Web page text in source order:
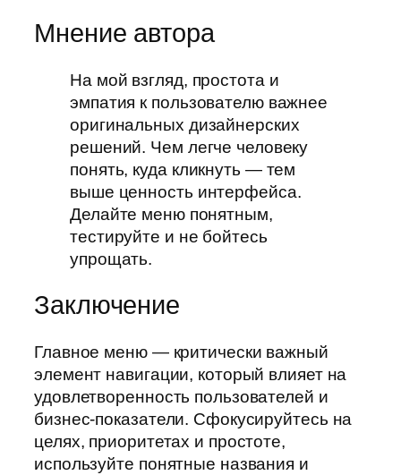
Мнение автора
На мой взгляд, простота и
эмпатия к пользователю важнее
оригинальных дизайнерских
решений. Чем легче человеку
понять, куда кликнуть — тем
выше ценность интерфейса.
Делайте меню понятным,
тестируйте и не бойтесь
упрощать.
Заключение
Главное меню — критически важный
элемент навигации, который влияет на
удовлетворенность пользователей и
бизнес-показатели. Сфокусируйтесь на
целях, приоритетах и простоте,
используйте понятные названия и